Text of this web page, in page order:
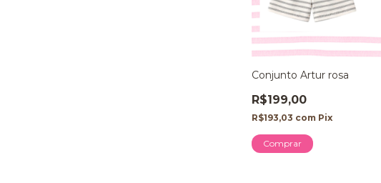
Conjunto Artur rosa
R$199,00
R$193,03 com Pix
Comprar